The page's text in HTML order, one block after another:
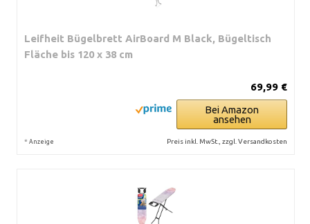
Leifheit Bügelbrett AirBoard M Black, Bügeltisch
Fläche bis 120 x 38 cm
69,99 €
Bei Amazon
ansehen
* Anzeige Preis inkl. MwSt., zzgl. Versandkosten